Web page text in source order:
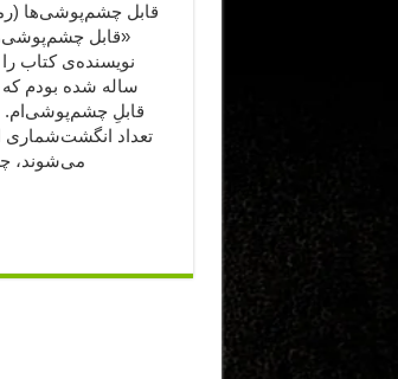
قابل چشم‌پوشی‌ها
«قابل
نویسنده‌ی کتاب را
ساله شده بودم که
قابلِ چشم‌پوشی‌ام.
تعداد انگشت‌شماری
می‌شوند،